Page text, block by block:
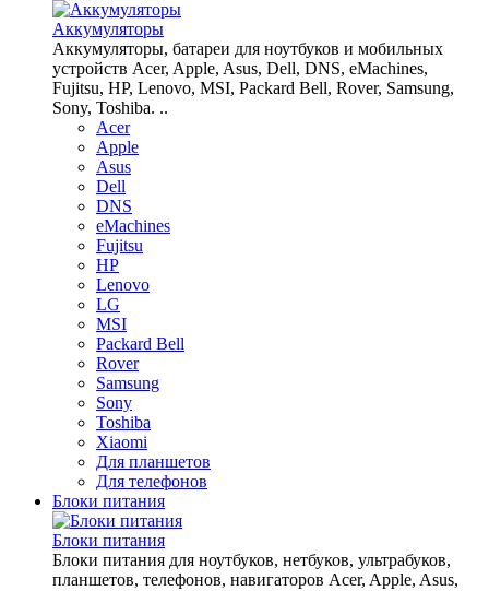
Аккумуляторы
Аккумуляторы, батареи для ноутбуков и мобильных
устройств Acer, Apple, Asus, Dell, DNS, eMachines,
Fujitsu, HP, Lenovo, MSI, Packard Bell, Rover, Samsung,
Sony, Toshiba. ..
Acer
Apple
Asus
Dell
DNS
eMachines
Fujitsu
HP
Lenovo
LG
MSI
Packard Bell
Rover
Samsung
Sony
Toshiba
Xiaomi
Для планшетов
Для телефонов
Блоки питания
Блоки питания
Блоки питания для ноутбуков, нетбуков, ультрабуков,
планшетов, телефонов, навигаторов Acer, Apple, Asus,